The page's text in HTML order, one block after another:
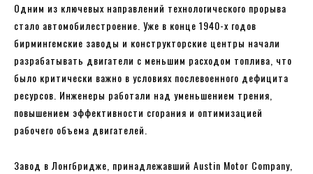
Одним из ключевых направлений технологического прорыва
стало автомобилестроение. Уже в конце 1940-х годов
бирмингемские заводы и конструкторские центры начали
разрабатывать двигатели с меньшим расходом топлива, что
было критически важно в условиях послевоенного дефицита
ресурсов. Инженеры работали над уменьшением трения,
повышением эффективности сгорания и оптимизацией
рабочего объема двигателей.
Завод в Лонгбридже, принадлежавший Austin Motor Company,